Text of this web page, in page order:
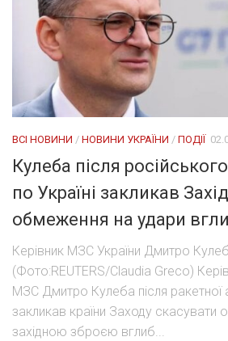
ВСІ НОВИНИ / НОВИНИ УКРАЇНИ / ПОДІЇ
Кулеба після
по Україні закликав
обмеження на удари
Керівник МЗС України Дмитро
(Фото:REUTERS/Claudia Greco)
МЗС Дмитро Кулеба після
закликав країни Заходу
західною зброєю вглиб...